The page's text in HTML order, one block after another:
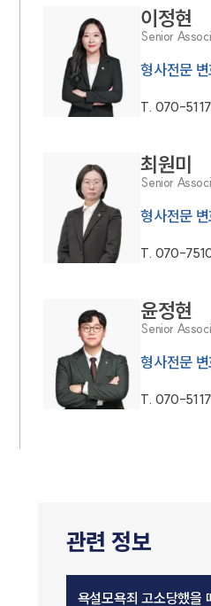
이정현
Senior
형사전문
T. 070-
최원미
Senior
형사전문
T. 070-
윤정현
Senior
형사전문
T. 070-
관련 정보
욕설모욕죄 고소당했을